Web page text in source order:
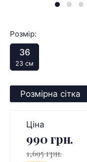
Розмір:
36
23 см
Розмірна сітка
Ціна
990 грн.
1,695 грн.